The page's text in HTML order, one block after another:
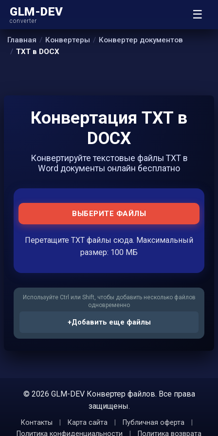
GLM-DEV
converter ☰
Главная Конвертеры
Конвертер документов
TXT в DOCX
Конвертация TXT в
DOCX
Конвертируйте текстовые файлы TXT в
Word документы онлайн бесплатно
ВЫБЕРИТЕ ФАЙЛЫ
Перетащите TXT файлы сюда. Максимальный
размер: 100 МБ
+Добавить еще файлы
Используйте Ctrl или Shift, чтобы добавить несколько файлов
одновременно
© 2026 GLM-DEV Конвертер файлов. Все права
защищены.
Контакты Карта сайта Публичная оферта
Политика конфиденциальности
Политика возврата